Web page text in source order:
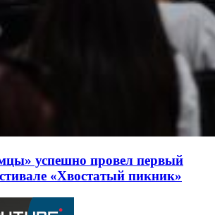
успешно провел первый
«Хвостатый пикник»